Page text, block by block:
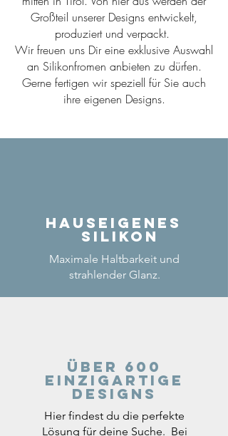
Großteil unserer Designs entwickelt,
produziert und verpackt.
Wir freuen uns Dir eine exklusive Auswahl
an Silikonfromen anbieten zu dürfen.
Gerne fertigen wir speziell für Sie auch
ihre eigenen Designs.
Hauseigenes
Silikon
Maximale Haltbarkeit und
strahlender Glanz.
Über 600
einzigartige
Designs
Hier findest du die perfekte
Lösung für deine Suche. Bei